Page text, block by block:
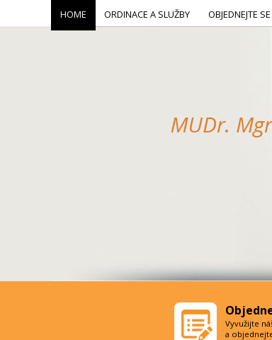
HOME ORDINACE A SLUŽBY OBJEDNEJTE SE
Vyvužijte
a